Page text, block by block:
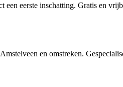
een eerste inschatting. Gratis en
en omstreken.